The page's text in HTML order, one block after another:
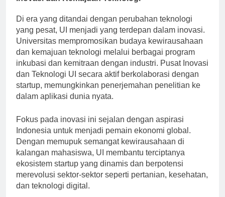
Di era yang ditandai dengan perubahan teknologi
yang pesat, UI menjadi yang terdepan dalam inovasi.
Universitas mempromosikan budaya kewirausahaan
dan kemajuan teknologi melalui berbagai program
inkubasi dan kemitraan dengan industri. Pusat Inovasi
dan Teknologi UI secara aktif berkolaborasi dengan
startup, memungkinkan penerjemahan penelitian ke
dalam aplikasi dunia nyata.
Fokus pada inovasi ini sejalan dengan aspirasi
Indonesia untuk menjadi pemain ekonomi global.
Dengan memupuk semangat kewirausahaan di
kalangan mahasiswa, UI membantu terciptanya
ekosistem startup yang dinamis dan berpotensi
merevolusi sektor-sektor seperti pertanian, kesehatan,
dan teknologi digital.